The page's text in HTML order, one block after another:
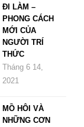
ĐI LÀM –
PHONG CÁCH
MỚI CỦA
NGƯỜI TRÍ
THỨC
Tháng 6 14,
2021
MỒ HÔI VÀ
NHỮNG CƠN